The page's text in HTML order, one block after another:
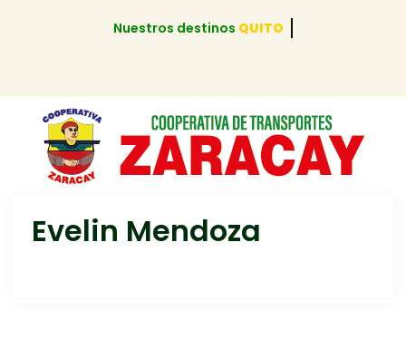
Nuestros destinosQUITO
Evelin Mendoza